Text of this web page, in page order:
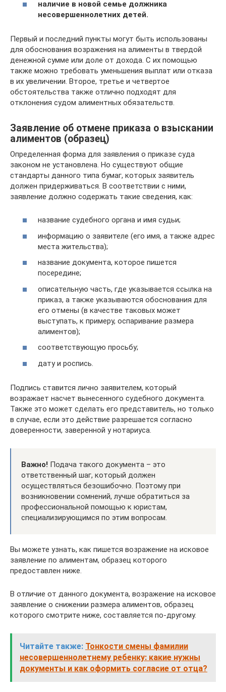
наличие в новой семье должника
несовершеннолетних детей.
Первый и последний пункты могут быть использованы
для обоснования возражения на алименты в твердой
денежной сумме или доле от дохода. С их помощью
также можно требовать уменьшения выплат или отказа
в их увеличении. Второе, третье и четвертое
обстоятельства также отлично подходят для
отклонения судом алиментных обязательств.
Заявление об отмене приказа о взыскании
алиментов (образец)
Определенная форма для заявления о приказе суда
законом не установлена. Но существуют общие
стандарты данного типа бумаг, которых заявитель
должен придерживаться. В соответствии с ними,
заявление должно содержать такие сведения, как:
название судебного органа и имя судьи;
информацию о заявителе (его имя, а также адрес
места жительства);
название документа, которое пишется
посередине;
описательную часть, где указывается ссылка на
приказ, а также указываются обоснования для
его отмены (в качестве таковых может
выступать, к примеру, оспаривание размера
алиментов);
соответствующую просьбу;
дату и роспись.
Подпись ставится лично заявителем, который
возражает насчет вынесенного судебного документа.
Также это может сделать его представитель, но только
в случае, если это действие разрешается согласно
доверенности, заверенной у нотариуса.
Важно! Подача такого документа – это
ответственный шаг, который должен
осуществляться безошибочно. Поэтому при
возникновении сомнений, лучше обратиться за
профессиональной помощью к юристам,
специализирующимся по этим вопросам.
Вы можете узнать, как пишется возражение на исковое
заявление по алиментам, образец которого
предоставлен ниже.
В отличие от данного документа, возражение на исковое
заявление о снижении размера алиментов, образец
которого смотрите ниже, составляется по-другому.
Читайте также: Тонкости смены фамилии
несовершеннолетнему ребенку: какие нужны
документы и как оформить согласие от отца?